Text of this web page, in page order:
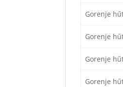
Gorenje
Gorenje
Gorenje
Gorenje